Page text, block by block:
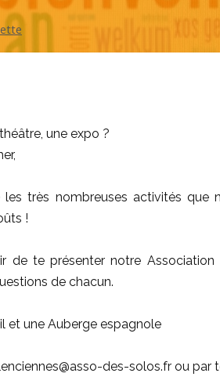
une expo ?
très nombreuses activités que
!
de te présenter notre
de chacun.
et une Auberge espagnole
des-solos.fr ou par